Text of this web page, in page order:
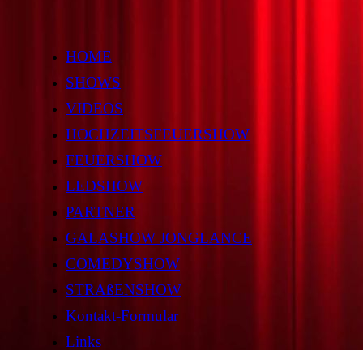
HOME
SHOWS
VIDEOS
HOCHZEITSFEUERSHOW
FEUERSHOW
LEDSHOW
PARTNER
GALASHOW JONGLANCE
COMEDYSHOW
STRAßENSHOW
Kontakt-Formular
Links